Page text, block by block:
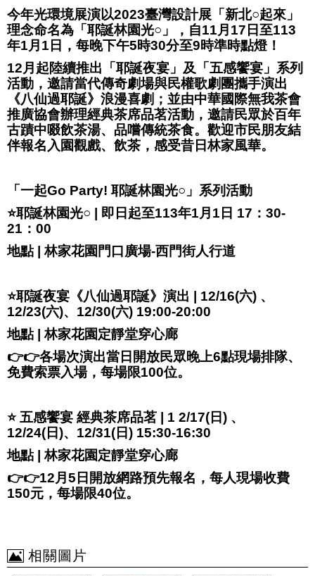
今年光環境展演以2023臺灣設計展「新北○起來」
理念命名為「耶誕林園光○」，自11月17日至113
年1月1日，每晚下午5時30分至9時準時點燈！
12月起陸續推出「耶誕夜宴」及「五感饗宴」系列
活動，邀請當代傳奇劇場與民權歌劇團攜手演出
《八仙過耶誕》浪漫喜劇；並由中華國際無我茶會
推廣協會辦理經典茶席品茗活動，邀請民眾於百年
古蹟中啜飲茶湯、品嚐傳統茶食。歡迎市民朋友結
伴報名入園觀戲、飲茶，感受昔日林家風華。
⁣⁣⁣⁣⁣⁣⁣「一起Go Party! 耶誕林園光○」系列活動
⭐️耶誕林園光○ | 即日起至113年1月1日 17：30-
21：00
地點 | 林家花園門口廣場-西門街人行道
⭐️耶誕夜宴《八仙過耶誕》演出 | 12/16(六) 、
12/23(六)、12/30(六) 19:00-20:00
地點 | 林家花園定靜堂穿心廊
👉👉各場次演出當日開放民眾晚上6點現場排隊、
免費索票入場，每場限100位。
⭐️ 五感饗宴 經典茶席品茗 | 1 2/17(日) 、
12/24(日)、12/31(日) 15:30-16:30
地點 | 林家花園定靜堂穿心廊
👉👉12月5日開放網路預先報名，每人現場收費
150元，每場限40位。
相關圖片